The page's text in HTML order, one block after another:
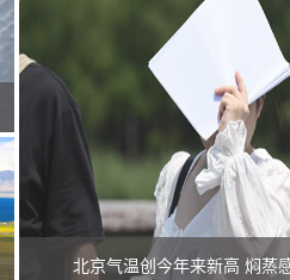
北京气温创今年来新高 焖蒸